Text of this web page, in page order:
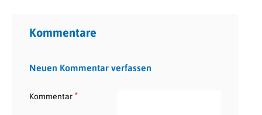
Kommentare
Neuen Kommentar verfassen
Kommentar*